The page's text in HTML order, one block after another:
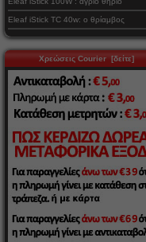
Eleaf iStick TC 40w: ο θρίαμβος
Χρεώσεις Courier [δείτε]